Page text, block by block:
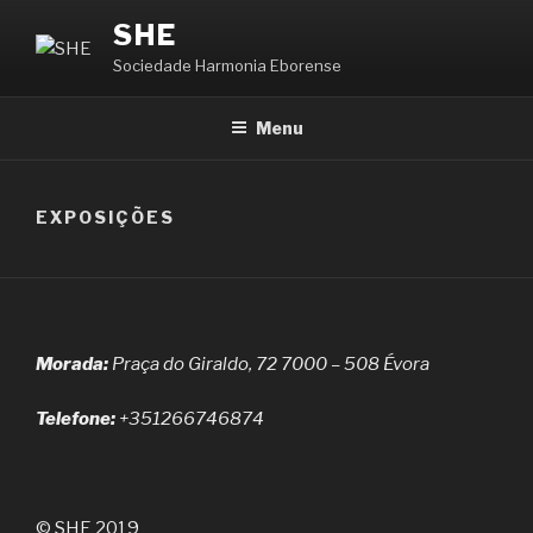
conteúdo
SHE
Sociedade Harmonia Eborense
Menu
EXPOSIÇÕES
Morada: Praça do Giraldo, 72 7000 – 508 Évora
Telefone: +351266746874
© SHE 2019